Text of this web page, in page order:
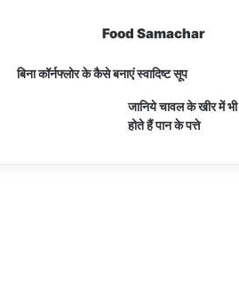
Food Samachar
बिना कॉर्नफ्लोर के कैसे बनाएं स्वादिष्ट सूप
जानिये चावल के खीर में
होते हैं पान के पत्ते